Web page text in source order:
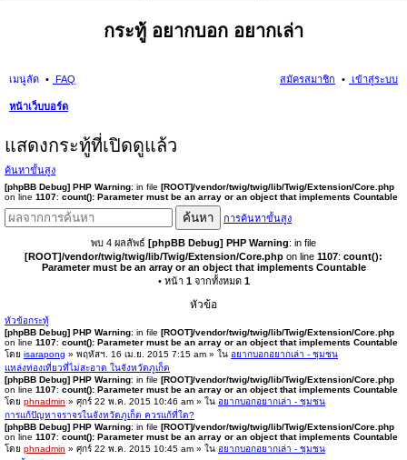
กระทู้ อยากบอก อยากเล่า
เมนูลัด FAQ เข้าสู่ระบบ
สมัครสมาชิก
หน้าเว็บบอร์ด
แสดงกระทู้ที่เปิดดูแล้ว
ค้นหาขั้นสูง
[phpBB Debug] PHP Warning: in file [ROOT]/vendor/twig/twig/lib/Twig/Extension/Core.php
on line 1107: count(): Parameter must be an array or an object that implements Countable
ค้นหา การค้นหาขั้นสูง
พบ 4 ผลลัพธ์ [phpBB Debug] PHP Warning: in file
[ROOT]/vendor/twig/twig/lib/Twig/Extension/Core.php on line 1107: count():
Parameter must be an array or an object that implements Countable
• หน้า 1จากทั้งหมด 1
หัวข้อ
หัวข้อกระทู้
[phpBB Debug] PHP Warning: in file [ROOT]/vendor/twig/twig/lib/Twig/Extension/Core.php
on line 1107: count(): Parameter must be an array or an object that implements Countable
โดย isarapong » พฤหัสฯ. 16 เม.ย. 2015 7:15 am » ใน อยากบอกอยากเล่า - ชุมชน
แหล่งท่องเที่ยวที่ไม่สะอาด ในจังหวัดภูเก็ต
[phpBB Debug] PHP Warning: in file [ROOT]/vendor/twig/twig/lib/Twig/Extension/Core.php
on line 1107: count(): Parameter must be an array or an object that implements Countable
โดย phnadmin » ศุกร์ 22 พ.ค. 2015 10:46 am » ใน อยากบอกอยากเล่า - ชุมชน
การแก้ปัญหาจราจรในจังหวัดภูเก็ต ควรแก้ที่ใด?
[phpBB Debug] PHP Warning: in file [ROOT]/vendor/twig/twig/lib/Twig/Extension/Core.php
on line 1107: count(): Parameter must be an array or an object that implements Countable
โดย phnadmin » ศุกร์ 22 พ.ค. 2015 10:45 am » ใน อยากบอกอยากเล่า - ชุมชน